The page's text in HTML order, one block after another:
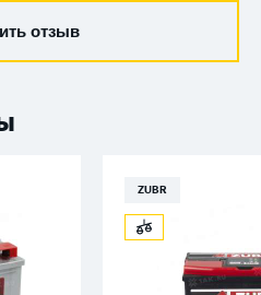
отзыв
ZUBR